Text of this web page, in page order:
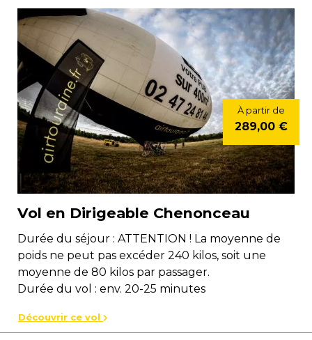
Vol en Dirigeable Chenonceau
Durée du séjour : ATTENTION ! La moyenne de
poids ne peut pas excéder 240 kilos, soit une
moyenne de 80 kilos par passager.
Durée du vol : env. 20-25 minutes
À partir de
289,00 €
Découvrir ce vol